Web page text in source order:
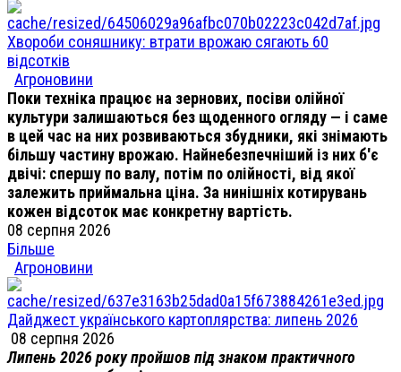
Хвороби соняшнику: втрати врожаю сягають 60
відсотків
Агроновини
Поки техніка працює на зернових, посіви олійної
культури залишаються без щоденного огляду — і саме
в цей час на них розвиваються збудники, які знімають
більшу частину врожаю. Найнебезпечніший із них б'є
двічі: спершу по валу, потім по олійності, від якої
залежить приймальна ціна. За нинішніх котирувань
кожен відсоток має конкретну вартість.
08 серпня 2026
Більше
Агроновини
Дайджест українського картоплярства: липень 2026
08 серпня 2026
Липень 2026 року пройшов під знаком практичного